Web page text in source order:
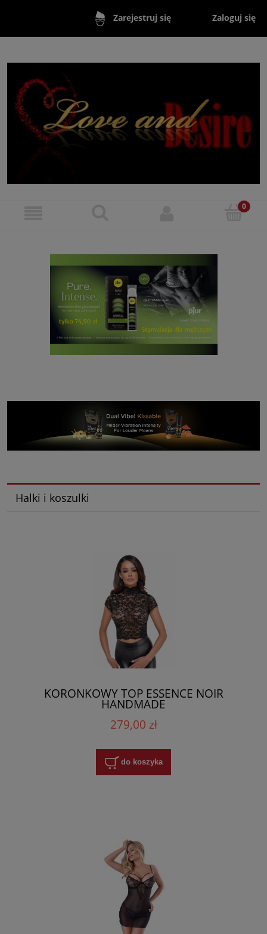
Zarejestruj się Zaloguj się
Halki i koszulki
KORONKOWY TOP ESSENCE NOIR
HANDMADE
279,00 zł
do koszyka